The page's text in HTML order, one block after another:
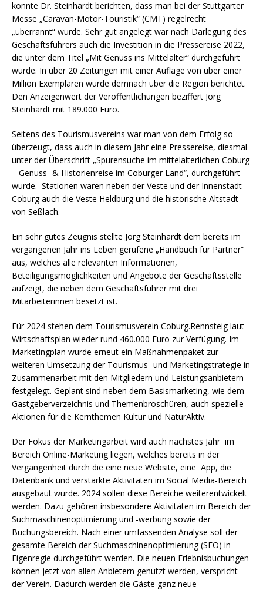
konnte Dr. Steinhardt berichten, dass man bei der Stuttgarter
Messe „Caravan-Motor-Touristik“ (CMT) regelrecht
„überrannt“ wurde. Sehr gut angelegt war nach Darlegung des
Geschäftsführers auch die Investition in die Pressereise 2022,
die unter dem Titel „Mit Genuss ins Mittelalter“ durchgeführt
wurde. In über 20 Zeitungen mit einer Auflage von über einer
Million Exemplaren wurde demnach über die Region berichtet.
Den Anzeigenwert der Veröffentlichungen beziffert Jörg
Steinhardt mit 189.000 Euro.
Seitens des Tourismusvereins war man von dem Erfolg so
überzeugt, dass auch in diesem Jahr eine Pressereise, diesmal
unter der Überschrift „Spurensuche im mittelalterlichen Coburg
– Genuss- & Historienreise im Coburger Land“, durchgeführt
wurde. Stationen waren neben der Veste und der Innenstadt
Coburg auch die Veste Heldburg und die historische Altstadt
von Seßlach.
Ein sehr gutes Zeugnis stellte Jörg Steinhardt dem bereits im
vergangenen Jahr ins Leben gerufene „Handbuch für Partner“
aus, welches alle relevanten Informationen,
Beteiligungsmöglichkeiten und Angebote der Geschäftsstelle
aufzeigt, die neben dem Geschäftsführer mit drei
Mitarbeiterinnen besetzt ist.
Für 2024 stehen dem Tourismusverein Coburg.Rennsteig laut
Wirtschaftsplan wieder rund 460.000 Euro zur Verfügung. Im
Marketingplan wurde erneut ein Maßnahmenpaket zur
weiteren Umsetzung der Tourismus- und Marketingstrategie in
Zusammenarbeit mit den Mitgliedern und Leistungsanbietern
festgelegt. Geplant sind neben dem Basismarketing, wie dem
Gastgeberverzeichnis und Themenbroschüren, auch spezielle
Aktionen für die Kernthemen Kultur und NaturAktiv.
Der Fokus der Marketingarbeit wird auch nächstes Jahr im
Bereich Online-Marketing liegen, welches bereits in der
Vergangenheit durch die eine neue Website, eine App, die
Datenbank und verstärkte Aktivitäten im Social Media-Bereich
ausgebaut wurde. 2024 sollen diese Bereiche weiterentwickelt
werden. Dazu gehören insbesondere Aktivitäten im Bereich der
Suchmaschinenoptimierung und -werbung sowie der
Buchungsbereich. Nach einer umfassenden Analyse soll der
gesamte Bereich der Suchmaschinenoptimierung (SEO) in
Eigenregie durchgeführt werden. Die neuen Erlebnisbuchungen
können jetzt von allen Anbietern genutzt werden, verspricht
der Verein. Dadurch werden die Gäste ganz neue